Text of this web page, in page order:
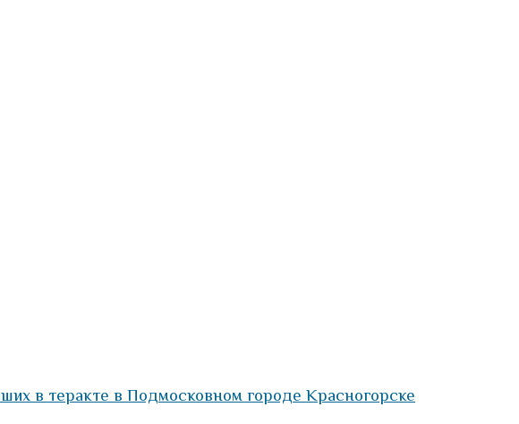
в теракте в Подмосковном городе Красногорске